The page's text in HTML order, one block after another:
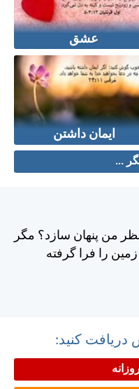
عشق
ایمان داشتن
...
من پنهان سازد؟ مگر
را فرا گرفته
دریافت کنید: